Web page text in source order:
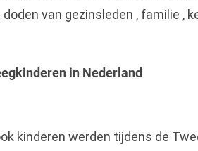
van gezinsleden , familie ,
in Nederland
kinderen werden tijdens de